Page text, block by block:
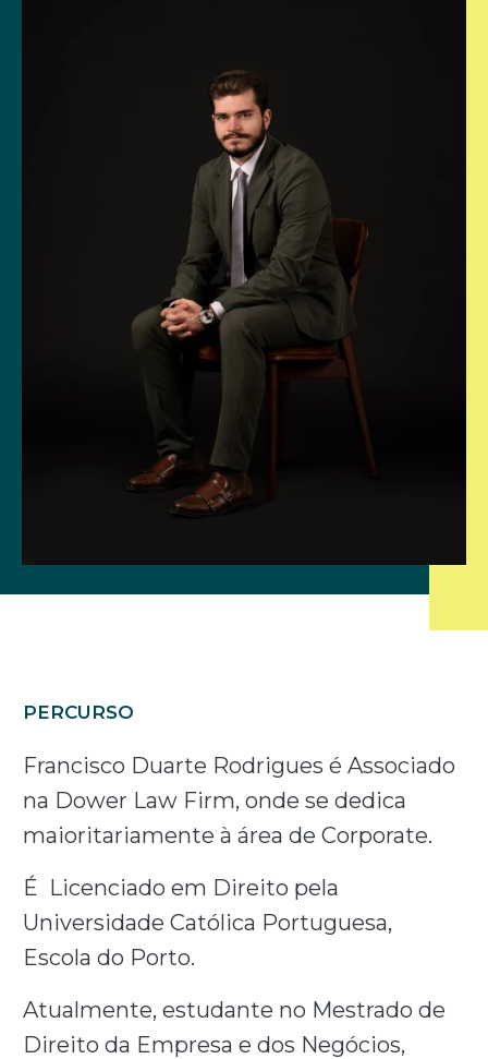
PERCURSO
Francisco Duarte Rodrigues é Associado
na Dower Law Firm, onde se dedica
maioritariamente à área de Corporate.
É Licenciado em Direito pela
Universidade Católica Portuguesa,
Escola do Porto.
Atualmente, estudante no Mestrado de
Direito da Empresa e dos Negócios,